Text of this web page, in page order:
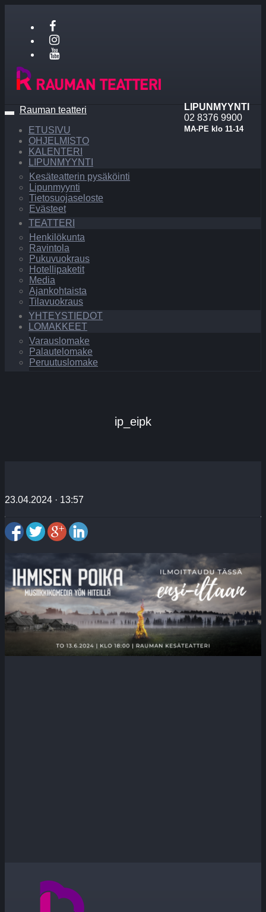
LIPUNMYYNTI
02 8376 9900
MA-PE klo 11-14
Navigaatio
Rauman teatteri
ETUSIVU
OHJELMISTO
KALENTERI
LIPUNMYYNTI
Kesäteatterin pysäköinti
Lipunmyynti
Tietosuojaseloste
Evästeet
TEATTERI
Henkilökunta
Ravintola
Pukuvuokraus
Hotellipaketit
Media
Ajankohtaista
Tilavuokraus
YHTEYSTIEDOT
LOMAKKEET
Varauslomake
Palautelomake
Peruutuslomake
ip_eipk
23.04.2024 · 13:57